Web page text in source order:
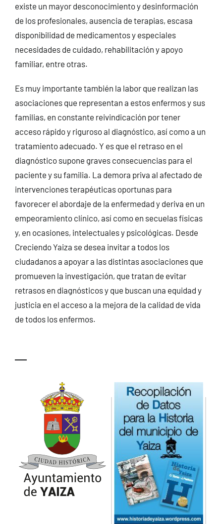
existe un mayor desconocimiento y desinformación
de los profesionales, ausencia de terapias, escasa
disponibilidad de medicamentos y especiales
necesidades de cuidado, rehabilitación y apoyo
familiar, entre otras.
Es muy importante también la labor que realizan las
asociaciones que representan a estos enfermos y sus
familias, en constante reivindicación por tener
acceso rápido y riguroso al diagnóstico, así como a un
tratamiento adecuado. Y es que el retraso en el
diagnóstico supone graves consecuencias para el
paciente y su familia. La demora priva al afectado de
intervenciones terapéuticas oportunas para
favorecer el abordaje de la enfermedad y deriva en un
empeoramiento clínico, así como en secuelas físicas
y, en ocasiones, intelectuales y psicológicas. Desde
Creciendo Yaiza se desea invitar a todos los
ciudadanos a apoyar a las distintas asociaciones que
promueven la investigación, que tratan de evitar
retrasos en diagnósticos y que buscan una equidad y
justicia en el acceso a la mejora de la calidad de vida
de todos los enfermos.
—